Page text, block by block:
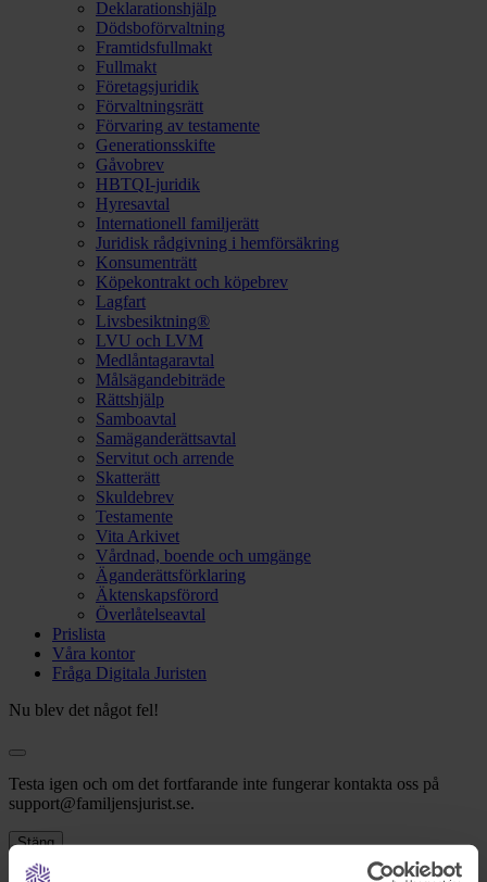
Deklarationshjälp
Dödsboförvaltning
Framtidsfullmakt
Fullmakt
Företagsjuridik
Förvaltningsrätt
Förvaring av testamente
Generationsskifte
Gåvobrev
HBTQI-juridik
Hyresavtal
Internationell familjerätt
Juridisk rådgivning i hemförsäkring
Konsumenträtt
Köpekontrakt och köpebrev
Lagfart
Livsbesiktning®
LVU och LVM
Medlåntagaravtal
Målsägandebiträde
Rättshjälp
Samboavtal
Samäganderättsavtal
Servitut och arrende
Skatterätt
Skuldebrev
Testamente
Vita Arkivet
Vårdnad, boende och umgänge
Äganderättsförklaring
Äktenskapsförord
Överlåtelseavtal
Prislista
Våra kontor
Fråga Digitala Juristen
Nu blev det något fel!
Testa igen och om det fortfarande inte fungerar kontakta oss på
support@familjensjurist.se.
Stäng